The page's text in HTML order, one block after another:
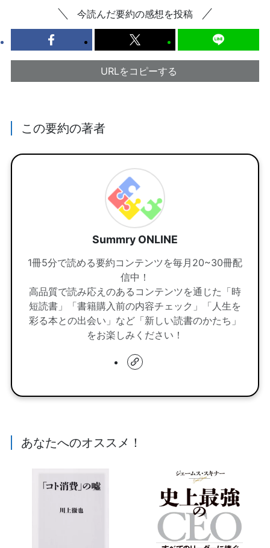
今読んだ要約の感想を投稿
URLをコピーする
この要約の著者
Summry ONLINE
1冊5分で読める要約コンテンツを毎月20~30冊配
信中！
高品質で読み応えのあるコンテンツを通じた「時
短読書」「書籍購入前の内容チェック」「人生を
彩る本との出会い」など「新しい読書のかたち」
をお楽しみください！
あなたへのオススメ！